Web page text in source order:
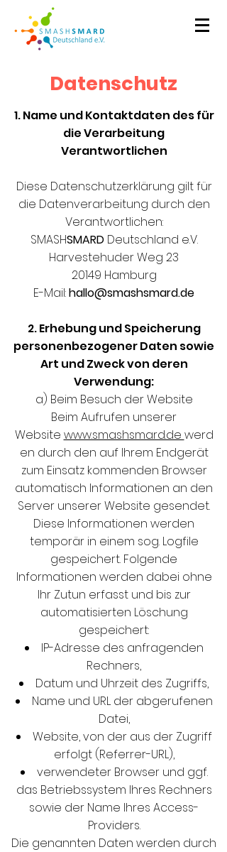
Datenschutz
1. Name und Kontaktdaten des für
die Verarbeitung
Verantwortlichen
Diese Datenschutzerklärung gilt für
die Datenverarbeitung durch den
Verantwortlichen:
SMASHSMARDDeutschland e.V.
Harvestehuder Weg 23
20149 Hamburg
E-Mail:hallo@smashsmard.de
2. Erhebung und Speicherung
personenbezogener Daten sowie
Art und Zweck von deren
Verwendung:
a) Beim Besuch der Website
Beim Aufrufen unserer
Website www.smashsmard.de werd
en durch den auf Ihrem Endgerät
zum Einsatz kommenden Browser
automatisch Informationen an den
Server unserer Website gesendet.
Diese Informationen werden
temporär in einem sog. Logfile
gespeichert. Folgende
Informationen werden dabei ohne
Ihr Zutun erfasst und bis zur
automatisierten Löschung
gespeichert:
IP-Adresse des anfragenden
Rechners,
Datum und Uhrzeit des Zugriffs,
Name und URL der abgerufenen
Datei,
Website, von der aus der Zugriff
erfolgt (Referrer-URL),
verwendeter Browser und ggf.
das Betriebssystem Ihres Rechners
sowie der Name Ihres Access-
Providers.
Die genannten Daten werden durch